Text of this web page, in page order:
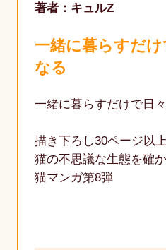
著者：キュルZ
一緒に暮らすだけ
なる
一緒に暮らすだけで日
描き下ろし30ページ以
猫の不思議な生態を確
猫マンガ第8弾